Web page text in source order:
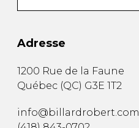
Adresse
1200 Rue de la Faune
Québec (QC) G3E 1T2
info@billardrobert.com